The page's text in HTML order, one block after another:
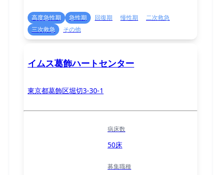
高度急性期 急性期 回復期 慢性期
二次救急
三次救急
その他
イムス葛飾ハートセンター
東京都葛飾区堀切3-30-1
病床数
50床
募集職種